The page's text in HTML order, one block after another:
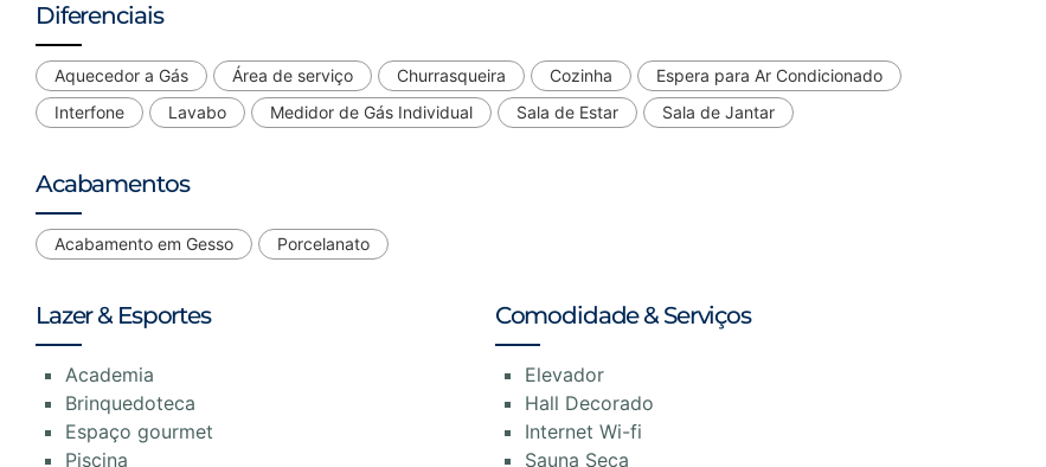
Diferenciais
Aquecedor a Gás Área de serviço Churrasqueira Cozinha
Espera para Ar Condicionado
Interfone
Lavabo Medidor de Gás Individual Sala de Estar Sala de Jantar
Acabamentos
Acabamento em Gesso Porcelanato
Lazer & Esportes
Academia
Brinquedoteca
Espaço gourmet
Piscina
Comodidade & Serviços
Elevador
Hall Decorado
Internet Wi-fi
Sauna Seca